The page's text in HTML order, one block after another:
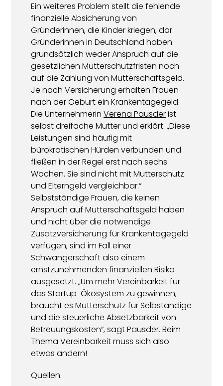
Ein weiteres Problem stellt die fehlende
finanzielle Absicherung von
Gründerinnen, die Kinder kriegen, dar.
Gründerinnen in Deutschland haben
grundsätzlich weder Anspruch auf die
gesetzlichen Mutterschutzfristen noch
auf die Zahlung von Mutterschaftsgeld.
Je nach Versicherung erhalten Frauen
nach der Geburt ein Krankentagegeld.
Die Unternehmerin Verena Pausderist
selbst dreifache Mutter und erklärt: „Diese
Leistungen sind häufig mit
bürokratischen Hürden verbunden und
fließen in der Regel erst nach sechs
Wochen. Sie sind nicht mit Mutterschutz
und Elterngeld vergleichbar.“
Selbstständige Frauen, die keinen
Anspruch auf Mutterschaftsgeld haben
und nicht über die notwendige
Zusatzversicherung für Krankentagegeld
verfügen, sind im Fall einer
Schwangerschaft also einem
ernstzunehmenden finanziellen Risiko
ausgesetzt. „Um mehr Vereinbarkeit für
das Startup-Ökosystem zu gewinnen,
braucht es Mutterschutz für Selbständige
und die steuerliche Absetzbarkeit von
Betreuungskosten“, sagt Pausder. Beim
Thema Vereinbarkeit muss sich also
etwas ändern!
Quellen: